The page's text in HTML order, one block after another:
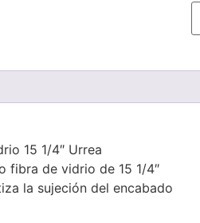
15 1/4″ Urrea
fibra de vidrio de 15 1/4″
la sujeción del encabado